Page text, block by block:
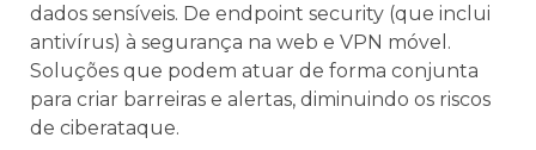
dados sensíveis. De endpoint security (que inclui
antivírus) à segurança na web e VPN móvel.
Soluções que podem atuar de forma conjunta
para criar barreiras e alertas, diminuindo os riscos
de ciberataque.